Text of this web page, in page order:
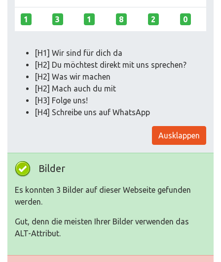
1 3 1 8 2 0
[H1] Wir sind für dich da
[H2] Du möchtest direkt mit uns sprechen?
[H2] Was wir machen
[H2] Mach auch du mit
[H3] Folge uns!
[H4] Schreibe uns auf WhatsApp
Ausklappen
Bilder
Es konnten 3 Bilder auf dieser Webseite gefunden
werden.
Gut, denn die meisten Ihrer Bilder verwenden das
ALT-Attribut.